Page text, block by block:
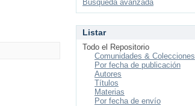
Búsqueda avanzada
Listar
Todo el Repositorio
Comunidades & Colecciones
Por fecha de publicación
Autores
Títulos
Materias
Por fecha de envío